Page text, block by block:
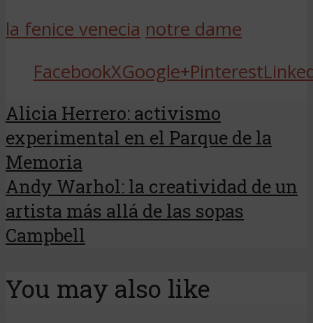
la fenice venecia notre dame
FacebookXGoogle+Pinterest
Alicia Herrero: activismo
experimental en el Parque de la
Memoria
Andy Warhol: la creatividad de un
artista más allá de las sopas
Campbell
You may also like